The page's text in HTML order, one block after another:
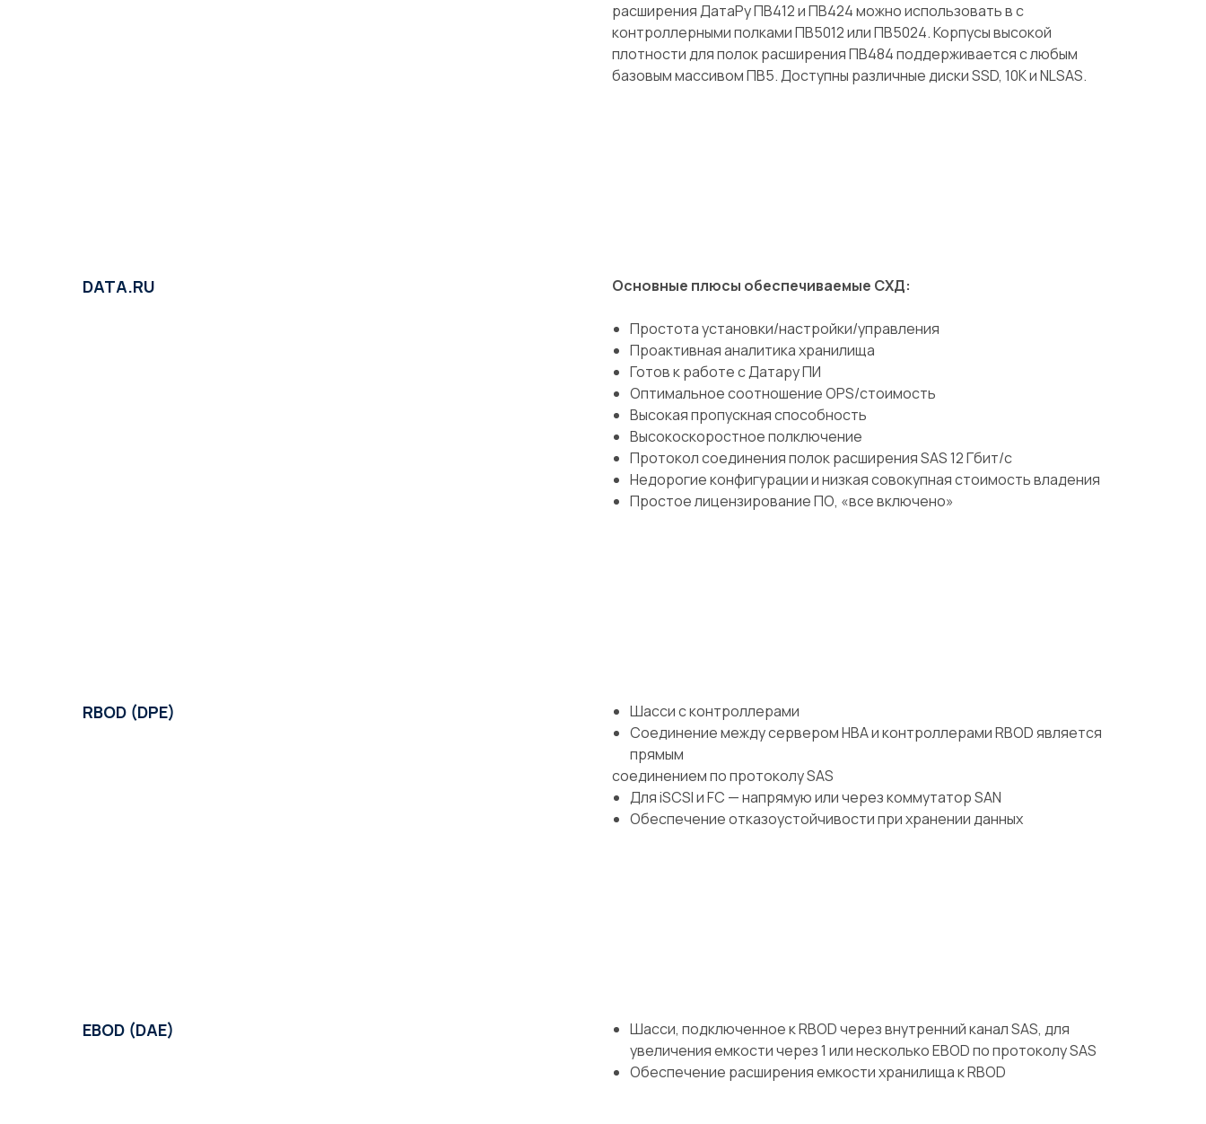
расширения ДатаРу ПВ412 и ПВ424 можно использовать в с
контроллерными полками ПВ5012 или ПВ5024. Корпусы высокой
плотности для полок расширения ПВ484 поддерживается с любым
базовым массивом ПВ5. Доступны различные диски SSD, 10K и NLSAS.
Основные плюсы обеспечиваемые СХД:
Простота установки/настройки/управления
Проактивная аналитика хранилища
Готов к работе с Датару ПИ
Оптимальное соотношение OPS/стоимость
Высокая пропускная способность
Высокоскоростное полключение
Протокол соединения полок расширения SAS 12 Гбит/с
Недорогие конфигурации и низкая совокупная стоимость владения
Простое лицензирование ПО, «все включено»
DATA.RU
Шасси с контроллерами
Соединение между сервером НВА и контроллерами RBOD является
прямым
соединением по протоколу SAS
Для iSCSI и FC — напрямую или через коммутатор SAN
Обеспечение отказоустойчивости при хранении данных
RBOD (DPE)
Шасси, подключенное к RBOD через внутренний канал SAS, для
увеличения емкости через 1 или несколько EBOD по протоколу SAS
Обеспечение расширения емкости хранилища к RBOD
EBOD (DAE)